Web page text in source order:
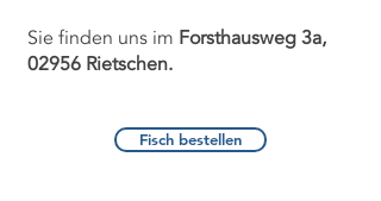
Sie finden uns im Forsthausweg 3a,
02956 Rietschen.
Fisch bestellen